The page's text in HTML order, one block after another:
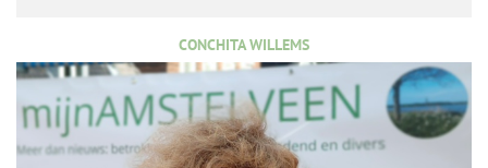
CONCHITA WILLEMS